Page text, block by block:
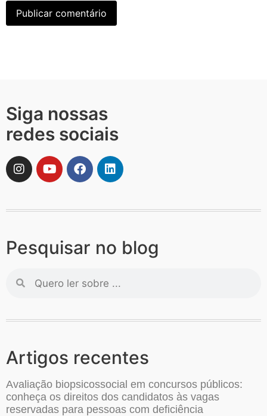
Siga nossas
redes sociais
Pesquisar no blog
Artigos recentes
Avaliação biopsicossocial em concursos públicos:
conheça os direitos dos candidatos às vagas
reservadas para pessoas com deficiência